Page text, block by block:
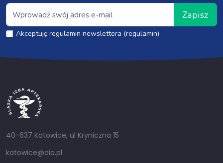
Zapisz
Akceptuję regulamin newslettera (regulamin)
40-637 Katowice, ul Kryniczna 15
katowice@oia.pl